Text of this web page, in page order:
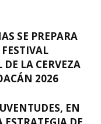
SE PREPARA
LA CERVEZA
2026
EN